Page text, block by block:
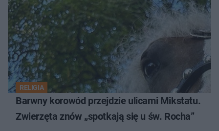
RELIGIA
Barwny korowód przejdzie ulicami Mikstatu.
Zwierzęta znów „spotkają się u św. Rocha”